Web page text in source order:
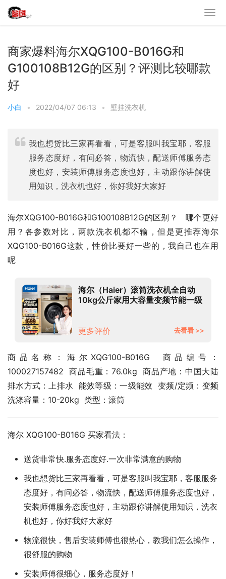
商家爆料海尔XQG100-B016G和
G100108B12G的区别？评测比较哪款
好
小白 • 2022/04/07 06:13 • 壁挂洗衣机
我也想货比三家再看看，可是客服叫我宝耶，客服
服务态度好，有问必答，物流快，配送师傅服务态
度也好，安装师傅服务态度也好，主动跟你讲解使
用知识，洗衣机也好，你好我好大家好
海尔XQG100-B016G和G100108B12G的区别？   哪个更好
用？各参数对比，两款洗衣机都不输，但是更推荐海尔
XQG100-B016G这款，性价比要好一些的，我自己也在用
呢
海尔（Haier）滚筒洗衣机全自动
10kg公斤家用大容量变频节能一级
更多评价 去看看 >>
商品名称：海尔XQG100-B016G  商品编号：
100027157482  商品毛重：76.0kg  商品产地：中国大陆
排水方式：上排水  能效等级：一级能效  变频/定频：变频
洗涤容量：10-20kg  类型：滚筒
海尔 XQG100-B016G 买家看法：
送货非常快.服务态度好.一次非常满意的购物
我也想货比三家再看看，可是客服叫我宝耶，客服服务
态度好，有问必答，物流快，配送师傅服务态度也好，
安装师傅服务态度也好，主动跟你讲解使用知识，洗衣
机也好，你好我好大家好
物流很快，售后安装师傅也很热心，教我们怎么操作，
很舒服的购物
安装师傅很细心，服务态度好！